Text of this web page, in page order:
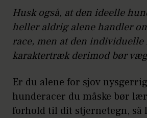
Husk også, at den ideelle
heller aldrig alene handler
race, men at den individuelle
karaktertræk derimod bør
Er du alene for sjov
hunderacer du måske bør
forhold til dit stjernetegn, så